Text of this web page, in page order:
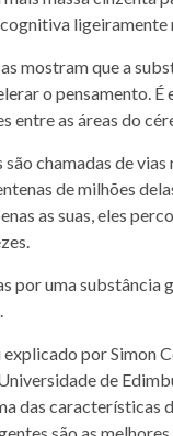
ligeiramente
mostram que a
o pensamento. É
entre as áreas do
são chamadas de vias
de milhões
as suas, eles
por uma substância
por Simon
de
das características